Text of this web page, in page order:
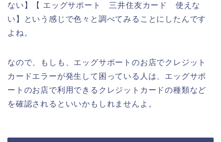
ない】【 エッグサポート 三井住友カード 使えな
い】という感じで色々と調べてみることにしたんです
よね。
なので、もしも、エッグサポートのお店でクレジット
カードエラーが発生して困っている人は、エッグサポ
ートのお店で利用できるクレジットカードの種類など
を確認されるといいかもしれませんよ。